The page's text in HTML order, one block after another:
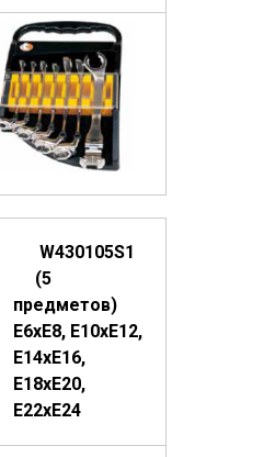
W430105S1
(5
предметов)
E6xE8, E10xE12,
E14xE16,
E18xE20,
E22xE24